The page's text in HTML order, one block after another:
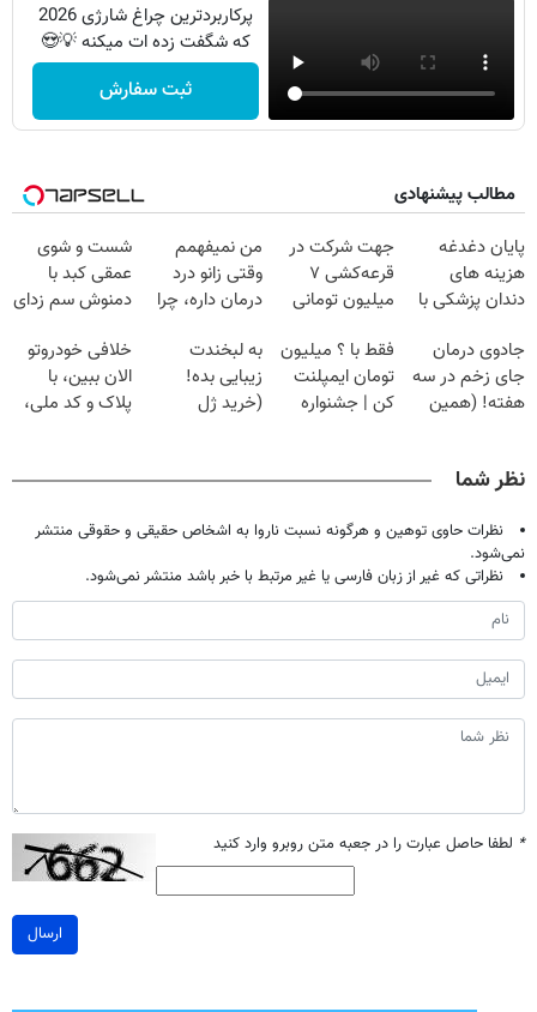
پرکاربردترین چراغ شارژی 2026
که شگفت زده ات میکنه 💡😍
ثبت سفارش
مطالب پیشنهادی
پایان دغدغه
هزینه های
دندان پزشکی با
خانگی
جهت شرکت در
قرعه‌کشی ۷
میلیون تومانی
من نمیفهمم
وقتی زانو درد
درمان داره، چرا
تحمل میکنی؟❗
شست و شوی
عمقی کبد با
دمنوش سم زدای
جادوی درمان
جای زخم در سه
هفته! (همین
فقط با ؟ میلیون
تومان ایمپلنت
کن | جشنواره
به لبخندت
زیبایی بده!
(خرید ژل
با40%تخفیف)
خلافی خودروتو
الان ببین، با
پلاک و کد ملی،
نظر شما
نظرات حاوی توهین و هرگونه نسبت ناروا به اشخاص حقیقی و حقوقی منتشر
نمی‌شود.
نظراتی که غیر از زبان فارسی یا غیر مرتبط با خبر باشد منتشر نمی‌شود.
* لطفا حاصل عبارت را در جعبه متن روبرو وارد کنید
ارسال